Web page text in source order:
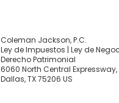
Coleman Jackson, P.C.
Ley de Impuestos | Ley de
Derecho Patrimonial
6060 North Central Expressway,
Dallas, TX 75206 US